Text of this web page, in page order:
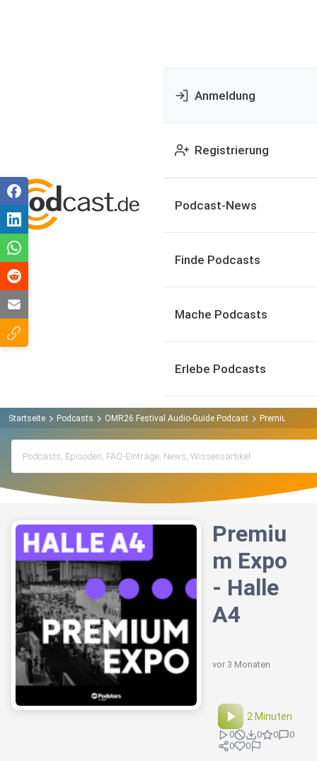
Anmeldung
Registrierung
Podcast-News
Finde Podcasts
Mache Podcasts
Erlebe Podcasts
Startseite Podcasts OMR26 Festival Audio-Guide Podcast Premium Expo
Premiu
m Expo
- Halle
A4
vor 3 Monaten
2 Minuten
0 0 0
0
0
0